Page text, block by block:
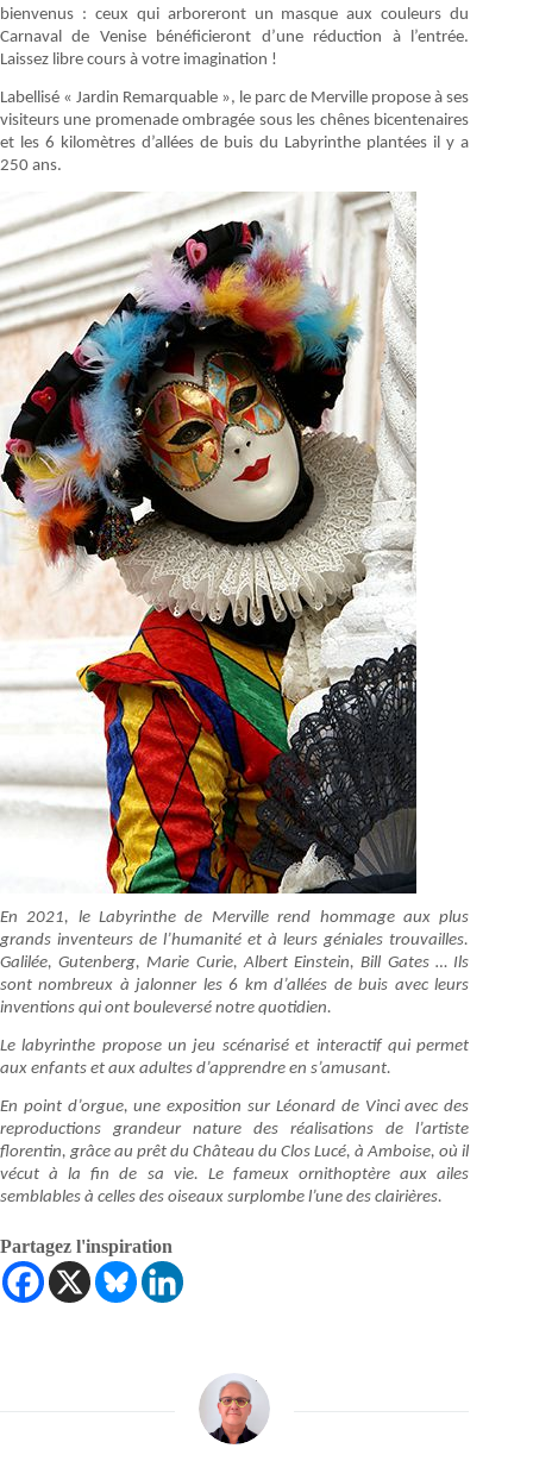
bienvenus : ceux qui arboreront un masque aux couleurs du
Carnaval de Venise bénéficieront d’une réduction à l’entrée.
Laissez libre cours à votre imagination !
Labellisé « Jardin Remarquable », le parc de Merville propose à ses
visiteurs une promenade ombragée sous les chênes bicentenaires
et les 6 kilomètres d’allées de buis du Labyrinthe plantées il y a
250 ans.
En 2021, le Labyrinthe de Merville rend hommage aux plus
grands inventeurs de l’humanité et à leurs géniales trouvailles.
Galilée, Gutenberg, Marie Curie, Albert Einstein, Bill Gates … Ils
sont nombreux à jalonner les 6 km d’allées de buis avec leurs
inventions qui ont bouleversé notre quotidien.
Le labyrinthe propose un jeu scénarisé et interactif qui permet
aux enfants et aux adultes d’apprendre en s’amusant.
En point d’orgue, une exposition sur Léonard de Vinci avec des
reproductions grandeur nature des réalisations de l’artiste
florentin, grâce au prêt du Château du Clos Lucé, à Amboise, où il
vécut à la fin de sa vie. Le fameux ornithoptère aux ailes
semblables à celles des oiseaux surplombe l’une des clairières.
Partagez l'inspiration